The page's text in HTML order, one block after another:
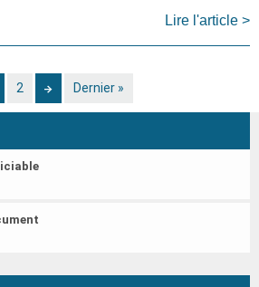
Lire l'article >
Page
2
Page
suivante
Dernière
Dernier »